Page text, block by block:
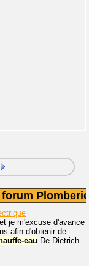
Plomberie
je m'excuse d'avance
afin d'obtenir de
eau De Dietrich